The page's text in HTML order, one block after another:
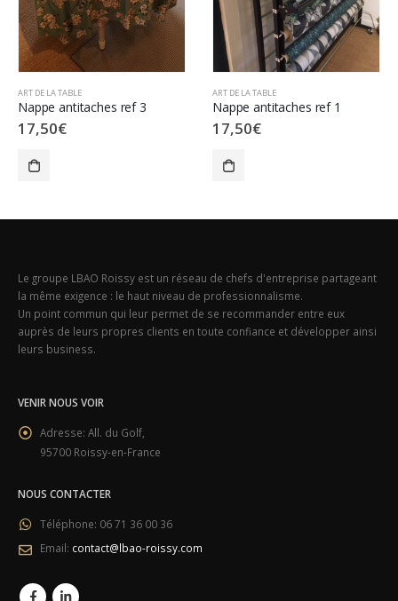
ART DE LA TABLE
Nappe antitaches ref 3
17,50€
ART DE LA TABLE
Nappe antitaches ref 1
17,50€
Le groupe LBAO Roissy est un réseau de chefs d'entreprise partageant
la même exigence : le haut niveau de professionnalisme.
Un point commun qui leur permet de se recommander entre eux
auprès de leurs propres clients en toute confiance et développer ainsi
leurs business.
VENIR NOUS VOIR
Adresse: All. du Golf,
95700 Roissy-en-France
NOUS CONTACTER
Téléphone: 06 71 36 00 36
Email: contact@lbao-roissy.com